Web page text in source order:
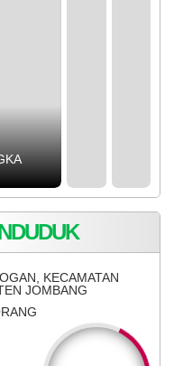
DU D UK
KECAMATAN
JOMBANG